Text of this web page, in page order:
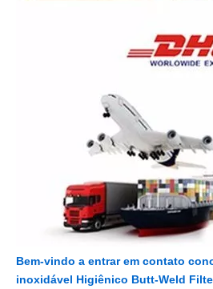
Bem-vindo a entrar em contato
inoxidável Higiênico Butt-Weld